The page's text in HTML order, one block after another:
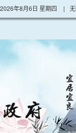
2026年8月6日 星期四 |